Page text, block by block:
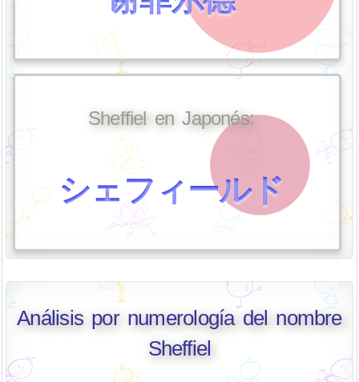
Sheffiel en Japonés:
シェフィールド
Análisis por numerología del nombre
Sheffiel